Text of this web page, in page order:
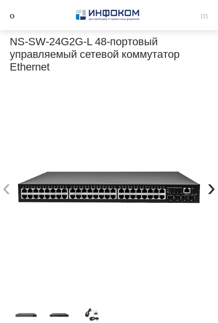
NS-SW-24G2G-L 48-портовый
управляемый сетевой коммутатор
Ethernet
‹ ›